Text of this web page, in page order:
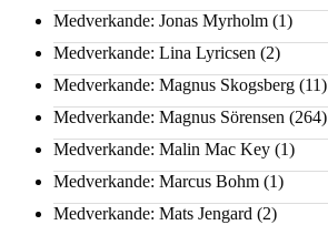
Medverkande: Jonas Myrholm (1)
Medverkande: Lina Lyricsen (2)
Medverkande: Magnus Skogsberg (11)
Medverkande: Magnus Sörensen (264)
Medverkande: Malin Mac Key (1)
Medverkande: Marcus Bohm (1)
Medverkande: Mats Jengard (2)